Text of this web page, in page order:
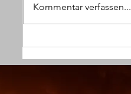
geraubt
Kommentar verfassen...